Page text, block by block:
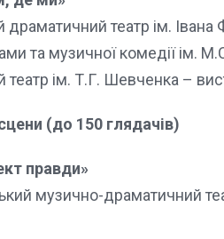
театр ім. Івана
та музичної комедії ім.
театр ім. Т.Г. Шевченка –
(до 150 глядачів)
правди»
музично-драматичний